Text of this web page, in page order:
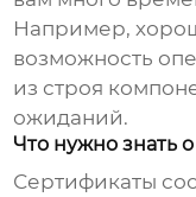
Например,
возможность
из строя
ожиданий.
Что нужно знать
Сертификаты